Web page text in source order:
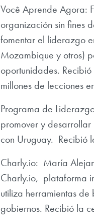
Você Aprende Agora:
organización sin fines
fomentar el liderazgo
Mozambique y otros)
oportunidades.
millones de lecciones
Programa de
promover y
con Uruguay. Recibió
Charly.io: María
Charly.io, plataforma
utiliza herramientas
gobiernos. Recibió la